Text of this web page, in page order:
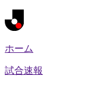
ホーム
試合速報